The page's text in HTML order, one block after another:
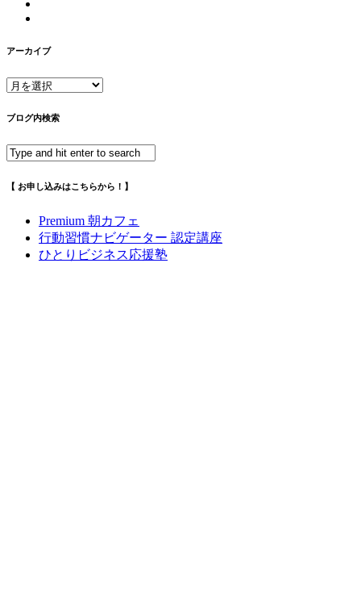
アーカイブ
ア
カ
ブ
ブログ内検索
【 お申し込みはこちらから！】
Premium 朝カフェ
行動習慣ナビゲーター 認定講座
ひとりビジネス応援塾